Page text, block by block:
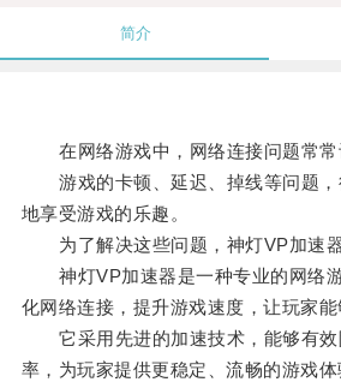
简介
在网络游戏中，网络连接问题常常
游戏的卡顿、延迟、掉线等问题，
地享受游戏的乐趣。
为了解决这些问题，神灯VP加速器
神灯VP加速器是一种专业的网络
化网络连接，提升游戏速度，让玩家能
它采用先进的加速技术，能够有效
率，为玩家提供更稳定、流畅的游戏体